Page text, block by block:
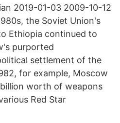
2019-01-03 2009-10-12
the Soviet Union's
Ethiopia continued to
purported
settlement of the
for example, Moscow
worth of weapons
Red Star